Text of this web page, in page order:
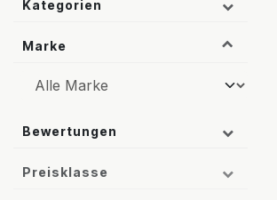
Kategorien
Marke
Bewertungen
Preisklasse